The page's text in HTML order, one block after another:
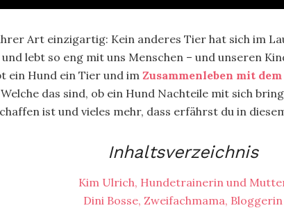
Art einzigartig: Kein anderes Tier hat sich im
lebt so eng mit uns Menschen – und unseren
ein Hund ein Tier und imZusammenleben mit
das sind, ob ein Hund Nachteile mit sich
ist und vieles mehr, dass erfährst du in
Inhaltsverzeichnis
Kim Ulrich, Hundetrainerin und
Dini Bosse, Zweifachmama, Bloggerin